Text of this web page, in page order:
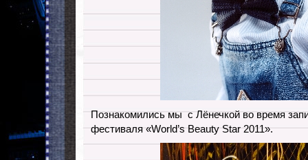
Познакомились мы с Лёнечкой во время
фестиваля «World’s Beauty Star 2011».